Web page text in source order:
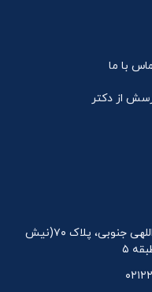
با ما
از دکتر
تهران، بلوار اندرزگو، نبش خیابان عبداللهی جنوبی، پلاک ۷۰(نیش